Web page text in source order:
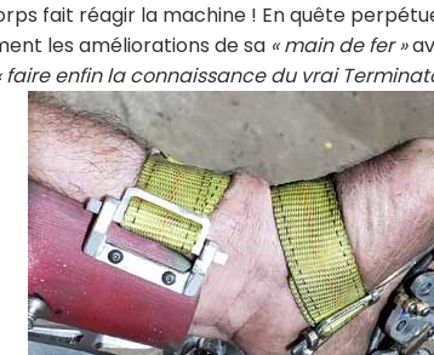
fait réagir la machine ! En quête
les améliorations de sa « main de fer »
faire enfin la connaissance du vrai